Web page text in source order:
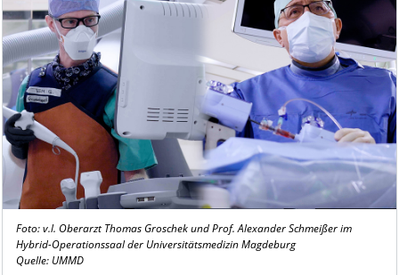
Foto: v.l. Oberarzt Thomas Groschek und Prof. Alexander Schmeißer im
Hybrid-Operationssaal der Universitätsmedizin Magdeburg
Quelle: UMMD